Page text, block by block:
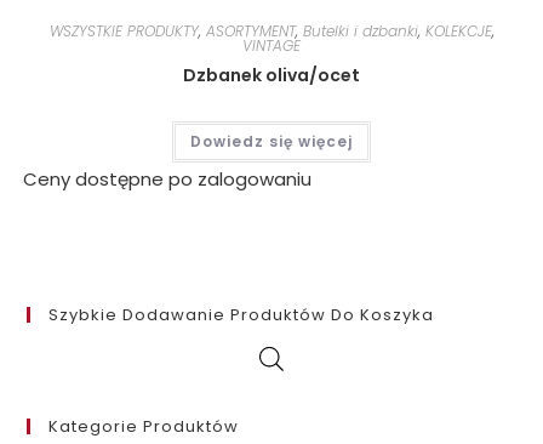
WSZYSTKIE PRODUKTY, ASORTYMENT, Butelki i dzbanki, KOLEKCJE,
VINTAGE
Dzbanek oliva/ocet
Dowiedz się więcej
Ceny dostępne po zalogowaniu
Szybkie Dodawanie Produktów Do Koszyka
Kategorie Produktów